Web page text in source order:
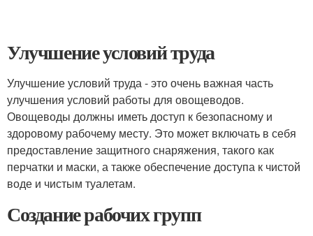
Улучшение условий труда
Улучшение условий труда - это очень важная часть
улучшения условий работы для овощеводов.
Овощеводы должны иметь доступ к безопасному и
здоровому рабочему месту. Это может включать в себя
предоставление защитного снаряжения, такого как
перчатки и маски, а также обеспечение доступа к чистой
воде и чистым туалетам.
Создание рабочих групп